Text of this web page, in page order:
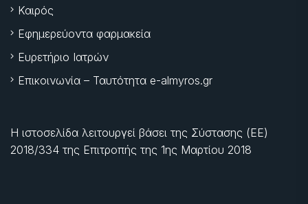
Καιρός
Εφημερεύοντα φαρμακεία
Ευρετήριο Ιατρών
Επικοινωνία – Ταυτότητα e-almyros.gr
Η ιστοσελίδα λειτουργεί βάσει της Σύστασης (ΕΕ)
2018/334 της Επιτροπής της 1ης Μαρτίου 2018